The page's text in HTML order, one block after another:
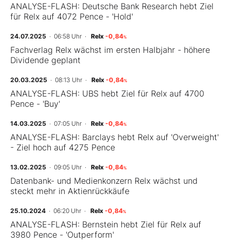
ANALYSE-FLASH: Deutsche Bank Research hebt Ziel
für Relx auf 4072 Pence - 'Hold'
24.07.2025 · 06:58 Uhr · Relx -0,84%
Fachverlag Relx wächst im ersten Halbjahr - höhere
Dividende geplant
20.03.2025 · 08:13 Uhr · Relx -0,84%
ANALYSE-FLASH: UBS hebt Ziel für Relx auf 4700
Pence - 'Buy'
14.03.2025 · 07:05 Uhr · Relx -0,84%
ANALYSE-FLASH: Barclays hebt Relx auf 'Overweight'
- Ziel hoch auf 4275 Pence
13.02.2025 · 09:05 Uhr · Relx -0,84%
Datenbank- und Medienkonzern Relx wächst und
steckt mehr in Aktienrückkäufe
25.10.2024 · 06:20 Uhr · Relx -0,84%
ANALYSE-FLASH: Bernstein hebt Ziel für Relx auf
3980 Pence - 'Outperform'